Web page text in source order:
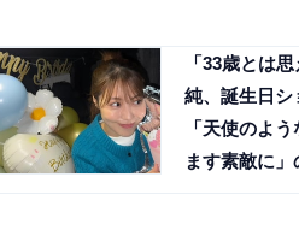
「33歳とは
純、誕生日シ
「天使のよ
ます素敵に」